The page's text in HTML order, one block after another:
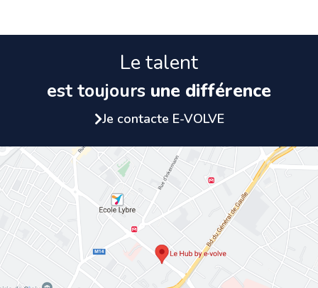
Le talent
est toujours une différence
Je contacte E-VOLVE